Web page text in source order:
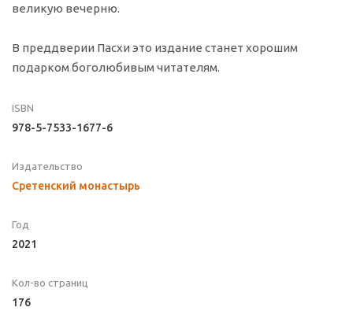
великую вечерню.
В преддверии Пасхи это издание станет хорошим
подарком боголюбивым читателям.
ISBN
978-5-7533-1677-6
Издательство
Сретенский монастырь
Год
2021
Кол-во страниц
176